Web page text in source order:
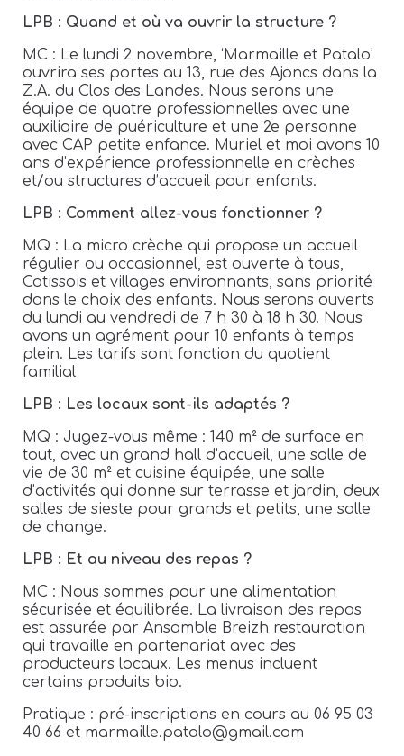
LPB : Quand et où va ouvrir la structure ?
MC : Le lundi 2 novembre, ‘Marmaille et Patalo’
ouvrira ses portes au 13, rue des Ajoncs dans la
Z.A. du Clos des Landes. Nous serons une
équipe de quatre professionnelles avec une
auxiliaire de puériculture et une 2e personne
avec CAP petite enfance. Muriel et moi avons 10
ans d’expérience professionnelle en crèches
et/ou structures d’accueil pour enfants.
LPB : Comment allez-vous fonctionner ?
MQ : La micro crèche qui propose un accueil
régulier ou occasionnel, est ouverte à tous,
Cotissois et villages environnants, sans priorité
dans le choix des enfants. Nous serons ouverts
du lundi au vendredi de 7 h 30 à 18 h 30. Nous
avons un agrément pour 10 enfants à temps
plein. Les tarifs sont fonction du quotient
familial
LPB : Les locaux sont-ils adaptés ?
MQ : Jugez-vous même : 140 m² de surface en
tout, avec un grand hall d’accueil, une salle de
vie de 30 m² et cuisine équipée, une salle
d’activités qui donne sur terrasse et jardin, deux
salles de sieste pour grands et petits, une salle
de change.
LPB : Et au niveau des repas ?
MC : Nous sommes pour une alimentation
sécurisée et équilibrée. La livraison des repas
est assurée par Ansamble Breizh restauration
qui travaille en partenariat avec des
producteurs locaux. Les menus incluent
certains produits bio.
Pratique : pré-inscriptions en cours au 06 95 03
40 66 et marmaille.patalo@gmail.com